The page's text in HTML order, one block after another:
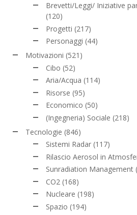
Brevetti/Leggi/ Iniziative
(120)
Progetti (217)
Personaggi (44)
Motivazioni (521)
Cibo (52)
Aria/Acqua (114)
Risorse (95)
Economico (50)
(Ingegneria) Sociale (218)
Tecnologie (846)
Sistemi Radar (117)
Rilascio Aerosol in
Sunradiation Management
CO2 (168)
Nucleare (198)
Spazio (194)